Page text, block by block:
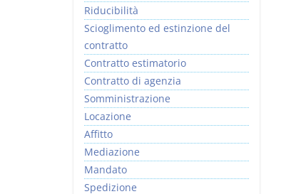
Riducibilità
Scioglimento ed estinzione del
contratto
Contratto estimatorio
Contratto di agenzia
Somministrazione
Locazione
Affitto
Mediazione
Mandato
Spedizione